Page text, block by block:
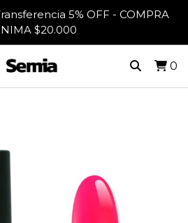
5% OFF - COMPRA
$20.000
0